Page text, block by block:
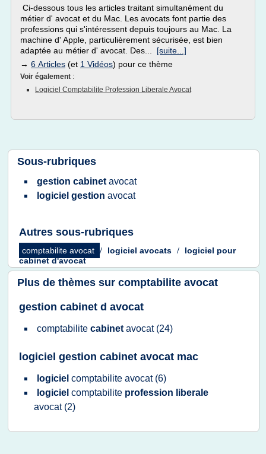
Ci-dessous tous les articles traitant simultanément du
métier d' avocat et du Mac. Les avocats font partie des
professions qui s'intéressent depuis toujours au Mac. La
machine d' Apple, particulièrement sécurisée, est bien
adaptée au métier d' avocat. Des... [suite...]
→ 6 Articles (et 1 Vidéos) pour ce thème
Voir également :
Logiciel Comptabilite Profession Liberale Avocat
Sous-rubriques
gestion cabinet avocat
logiciel gestion avocat
Autres sous-rubriques
comptabilite avocat / logiciel avocats / logiciel pour
cabinet d'avocat
Plus de thèmes sur comptabilite avocat
gestion cabinet d avocat
comptabilite cabinet avocat (24)
logiciel gestion cabinet avocat mac
logiciel comptabilite avocat (6)
logiciel comptabilite profession liberale
avocat (2)